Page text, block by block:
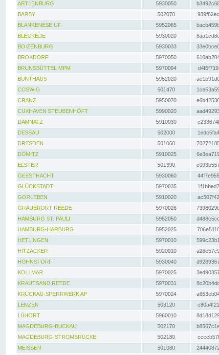
ARTLENBURG
5930050
BARBY
502070
BLANKENESE UF
5952065
BLECKEDE
5930020
BOIZENBURG
5930033
BROKDORF
5970050
BRUNSBÜTTEL MPM
5970094
BUNTHAUS
5952020
COSWIG
501470
CRANZ
5950070
CUXHAVEN STEUBENHÖFT
5990020
DAMNATZ
5910030
DESSAU
502000
DRESDEN
501060
DÖMITZ
5910025
ELSTER
501390
GEESTHACHT
5930060
GLÜCKSTADT
5970035
GORLEBEN
5910020
GRAUERORT REEDE
5970026
HAMBURG ST. PAULI
5952050
HAMBURG-HARBURG
5952025
HETLINGEN
5970010
HITZACKER
5920010
HOHNSTORF
5930040
KOLLMAR
5970025
KRAUTSAND REEDE
5970031
KRÜCKAU-SPERRWERK AP
5970024
LENZEN
503120
LÜHORT
5960010
MAGDEBURG-BUCKAU
502170
MAGDEBURG-STROMBRÜCKE
502180
MEISSEN
501080